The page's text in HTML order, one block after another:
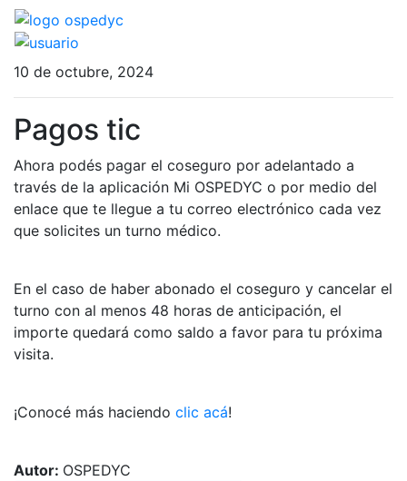
10 de octubre, 2024
Pagos tic
Ahora podés pagar el coseguro por adelantado a
través de la aplicación Mi OSPEDYC o por medio del
enlace que te llegue a tu correo electrónico cada vez
que solicites un turno médico.
En el caso de haber abonado el coseguro y cancelar el
turno con al menos 48 horas de anticipación, el
importe quedará como saldo a favor para tu próxima
visita.
¡Conocé más haciendo clic acá!
Autor: OSPEDYC